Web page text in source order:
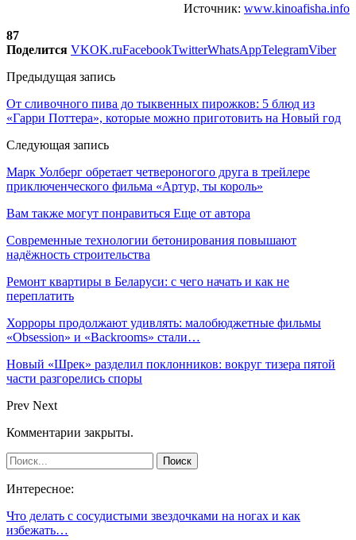
Источник: www.kinoafisha.info
87
Поделится VKOK.ruFacebookTwitterWhatsAppTelegramViber
Предыдущая запись
От сливочного пива до тыквенных пирожков: 5 блюд из
«Гарри Поттера», которые можно приготовить на Новый год
Следующая запись
Марк Уолберг обретает четвероногого друга в трейлере
приключенческого фильма «Артур, ты король»
Вам также могут понравиться Еще от автора
Современные технологии бетонирования повышают
надёжность строительства
Ремонт квартиры в Беларуси: с чего начать и как не
переплатить
Хорроры продолжают удивлять: малобюджетные фильмы
«Obsession» и «Backrooms» стали…
Новый «Шрек» разделил поклонников: вокруг тизера пятой
части разгорелись споры
Prev Next
Комментарии закрыты.
Интересное:
Что делать с сосудистыми звездочками на ногах и как
избежать…